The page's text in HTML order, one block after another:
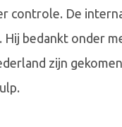
controle. De
Hij bedankt onder
zijn